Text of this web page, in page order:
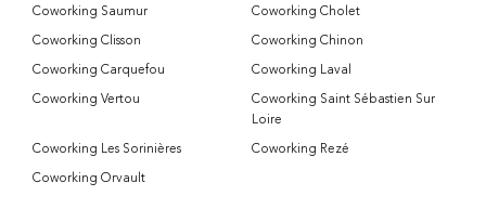
Coworking Saumur
Coworking Cholet
Coworking Clisson
Coworking Chinon
Coworking Carquefou
Coworking Laval
Coworking Vertou
Coworking Saint Sébastien Sur
Loire
Coworking Les Sorinières
Coworking Rezé
Coworking Orvault